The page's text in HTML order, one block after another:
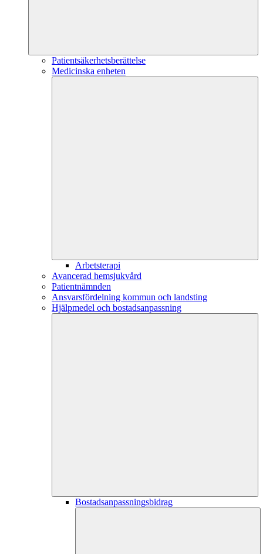
Patientsäkerhetsberättelse
Medicinska enheten
Arbetsterapi
Avancerad hemsjukvård
Patientnämnden
Ansvarsfördelning kommun och landsting
Hjälpmedel och bostadsanpassning
Bostadsanpassningsbidrag